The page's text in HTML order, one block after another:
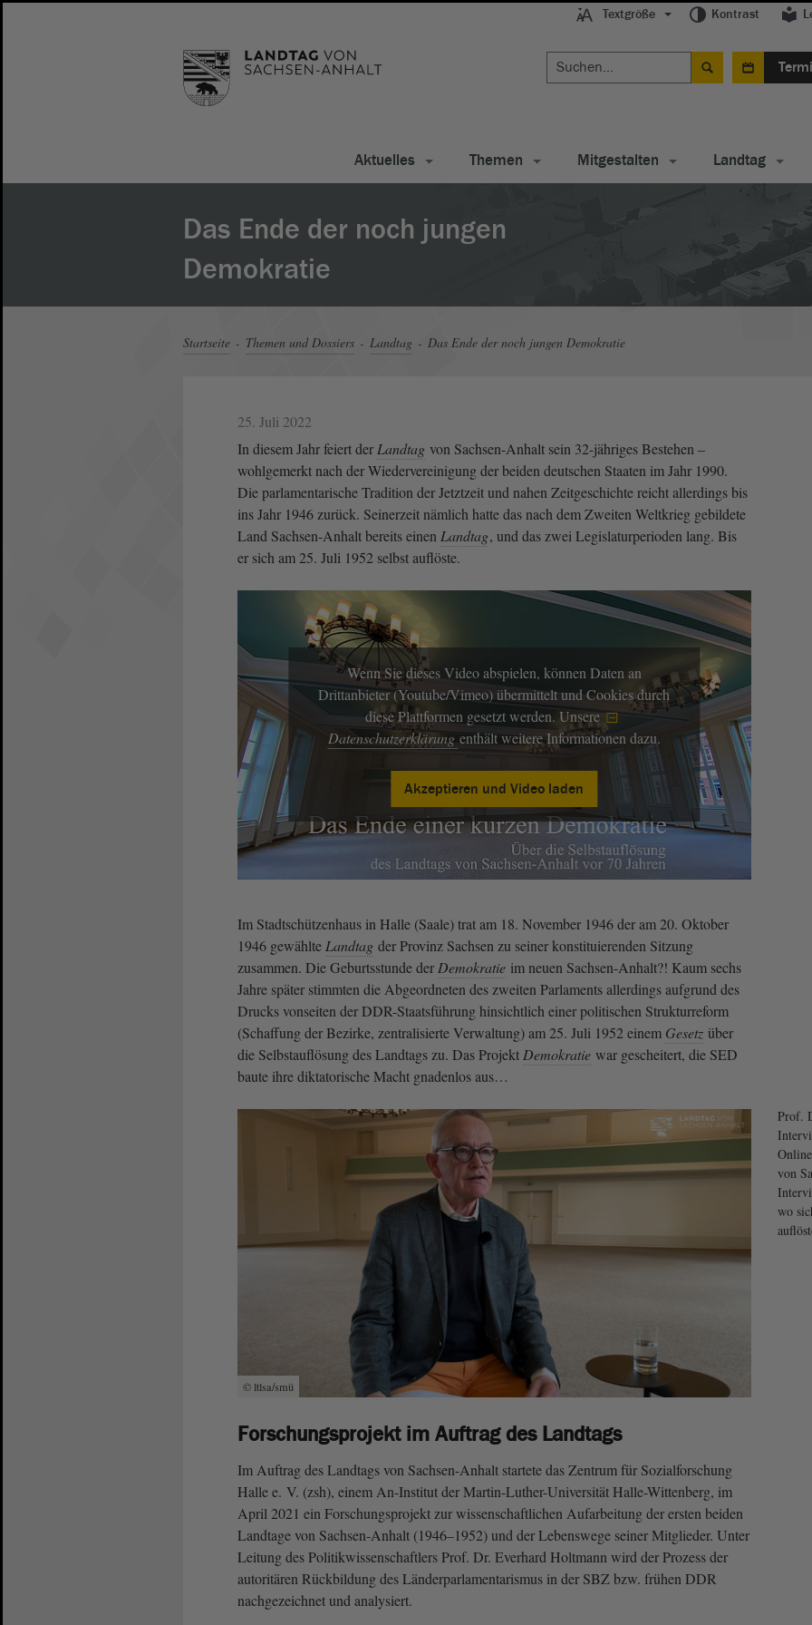
Textgröße Kontrast
Aktuelles Themen Mitgestalten Landtag
Das Ende der noch jungen
Demokratie
Startseite Themen und Dossiers Landtag Das Ende der noch jungen Demokratie
25. Juli 2022
In diesem Jahr feiert der Landtag von Sachsen-Anhalt sein 32-jähriges Bestehen –
wohlgemerkt nach der Wiedervereinigung der beiden deutschen Staaten im Jahr 1990.
Die parlamentarische Tradition der Jetztzeit und nahen Zeitgeschichte reicht allerdings bis
ins Jahr 1946 zurück. Seinerzeit nämlich hatte das nach dem Zweiten Weltkrieg gebildete
Land Sachsen-Anhalt bereits einen Landtag, und das zwei Legislaturperioden lang. Bis
er sich am 25. Juli 1952 selbst auflöste.
Wenn Sie dieses Video abspielen, können Daten an
Drittanbieter (Youtube/Vimeo) übermittelt und Cookies durch
diese Plattformen gesetzt werden. Unsere
Datenschutzerklärung enthält weitere Informationen dazu.
Akzeptieren und Video laden
Im Stadtschützenhaus in Halle (Saale) trat am 18. November 1946 der am 20. Oktober
1946 gewählte Landtag der Provinz Sachsen zu seiner konstituierenden Sitzung
zusammen. Die Geburtsstunde der Demokratie im neuen Sachsen-Anhalt?! Kaum sechs
Jahre später stimmten die Abgeordneten des zweiten Parlaments allerdings aufgrund des
Drucks vonseiten der DDR-Staatsführung hinsichtlich einer politischen Strukturreform
(Schaffung der Bezirke, zentralisierte Verwaltung) am 25. Juli 1952 einem Gesetz über
die Selbstauflösung des Landtags zu. Das Projekt Demokratie war gescheitert, die SED
baute ihre diktatorische Macht gnadenlos aus…
© ltlsa/smü
Prof.
von
wo
Forschungsprojekt im Auftrag des Landtags
Im Auftrag des Landtags von Sachsen-Anhalt startete das Zentrum für Sozialforschung
Halle e. V. (zsh), einem An-Institut der Martin-Luther-Universität Halle-Wittenberg, im
April 2021 ein Forschungsprojekt zur wissenschaftlichen Aufarbeitung der ersten beiden
Landtage von Sachsen-Anhalt (1946–1952) und der Lebenswege seiner Mitglieder. Unter
Leitung des Politikwissenschaftlers Prof. Dr. Everhard Holtmann wird der Prozess der
autoritären Rückbildung des Länderparlamentarismus in der SBZ bzw. frühen DDR
nachgezeichnet und analysiert.